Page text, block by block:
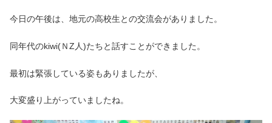
今日の午後は、地元の高校生との交流会がありました。
同年代のkiwi(ＮZ人)たちと話すことができました。
最初は緊張している姿もありましたが、
大変盛り上がっていましたね。